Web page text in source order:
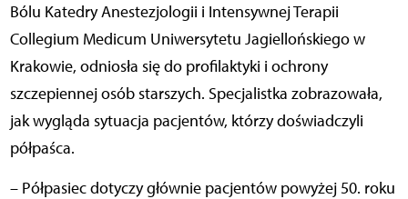
Bólu Katedry Anestezjologii i Intensywnej Terapii
Collegium Medicum Uniwersytetu Jagiellońskiego w
Krakowie, odniosła się do profilaktyki i ochrony
szczepiennej osób starszych. Specjalistka zobrazowała,
jak wygląda sytuacja pacjentów, którzy doświadczyli
półpaśca.
– Półpasiec dotyczy głównie pacjentów powyżej 50. roku